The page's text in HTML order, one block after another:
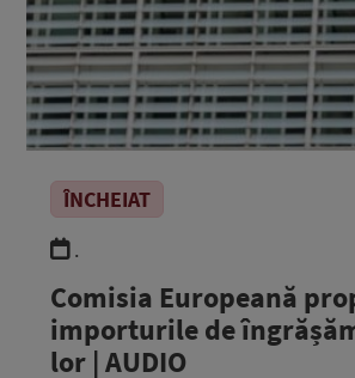
ÎNCHEIAT
.
Comisia Europeană
importurile de
lor | AUDIO